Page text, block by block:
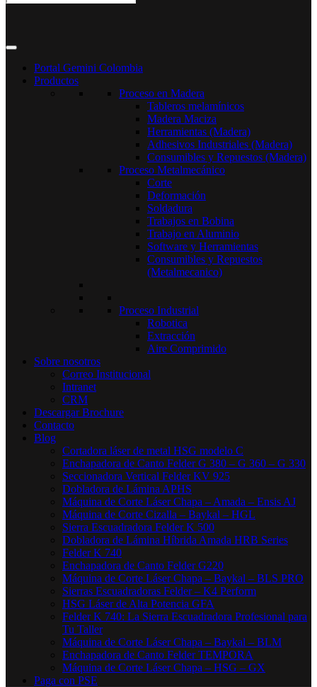
Portal Gemini Colombia
Productos
Proceso en Madera
Tableros melamínicos
Madera Maciza
Herramientas (Madera)
Adhesivos Industriales (Madera)
Consumibles y Repuestos (Madera)
Proceso Metalmecánico
Corte
Deformación
Soldadura
Trabajos en Bobina
Trabajo en Aluminio
Software y Herramientas
Consumibles y Repuestos
(Metalmecanico)
Proceso Industrial
Robotica
Extracción
Aire Comprimido
Sobre nosotros
Correo Institucional
Intranet
CRM
Descargar Brochure
Contacto
Blog
Cortadora láser de metal HSG modelo C​
Enchapadora de Canto Felder G 380 – G 360 – G 330
Seccionadora Vertical Felder KV 925
Dobladora de Lámina APHS
Máquina de Corte Láser Chapa – Amada – Ensis AJ
Máquina de Corte Cizalla – Baykal – HGL
Sierra Escuadradora Felder K 500
Dobladora de Lámina Híbrida Amada HRB Series
Felder K 740
Enchapadora de Canto Felder G220
Máquina de Corte Láser Chapa – Baykal – BLS PRO
Sierras Escuadradoras Felder – K4 Perform
HSG Láser de Alta Potencia GFA
Felder K 740: La Sierra Escuadradora Profesional para
Tu Taller
Máquina de Corte Láser Chapa – Baykal – BLM
Enchapadora de Canto Felder TEMPORA
Máquina de Corte Láser Chapa – HSG – GX
Paga con PSE